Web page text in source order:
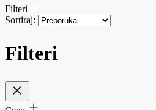
Filteri
Sortiraj:
Filteri